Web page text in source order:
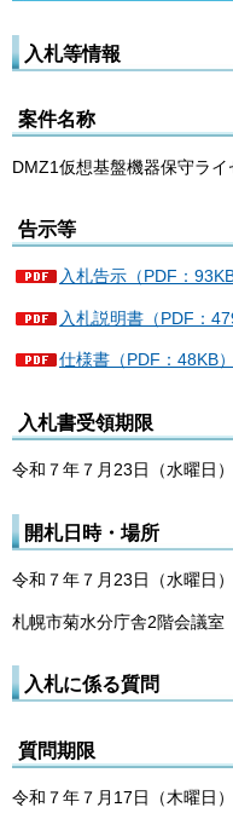
入札等情報
案件名称
DMZ1仮想基盤機器保守ライ
告示等
入札告示（PDF：93KB
入札説明書（PDF：
仕様書（PDF：48KB）
入札書受領期限
令和７年７月23日（水曜日
開札日時・場所
令和７年７月23日（水曜日
札幌市菊水分庁舎2階会議室
入札に係る質問
質問期限
令和７年７月17日（木曜日